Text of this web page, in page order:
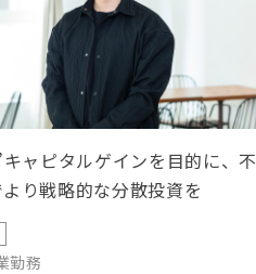
ャピタルゲインを目的に、不
り戦略的な分散投資を
勤務